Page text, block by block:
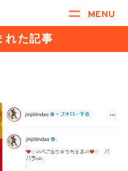
MENU
れた記事